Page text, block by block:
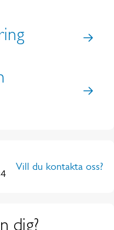
Vill du kontakta oss?
dig?